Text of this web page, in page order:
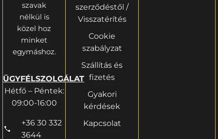
szavak
nélkül is
közel hoz
minket
egymáshoz.
ÜGYFÉLSZOLGÁLAT
Hétfő – Péntek:
09:00-16:00
+36 30 332
3644
szerződéstől /
Visszatérítés
Cookie
szabályzat
Szállítás és
fizetés
Gyakori
kérdések
Kapcsolat